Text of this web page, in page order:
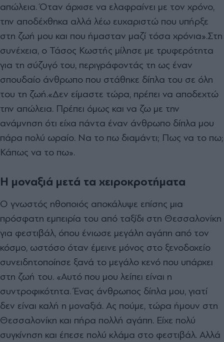
απώλεια. Όταν άρχισε να ελαφραίνει με τον χρόνο,
την αποδέχθηκα αλλά λέω ευχαριστώ που υπήρξε
στη ζωή μου και που ήμασταν μαζί τόσα χρόνια».Στη
συνέχεια, ο Τάσος Κωστής μίλησε με τρυφερότητα
για τη σύζυγό του, περιγράφοντάς τη ως έναν
σπουδαίο άνθρωπο που στάθηκε δίπλα του σε όλη
του τη ζωή.«Δεν είμαστε τώρα, πρέπει να αποδεχτώ
την απώλεια. Πρέπει όμως και να ζω με την
ανάμνηση ότι είχα πάντα έναν άνθρωπο δίπλα μου
πάρα πολύ ωραίο. Να το πω διαμάντι; Πως να το πω;
Κάπως να το πω».
Η μοναξιά μετά τα χειροκροτήματα
Ο γνωστός ηθοποιός αποκάλυψε επίσης μια
πρόσφατη εμπειρία του από ταξίδι στη Θεσσαλονίκη
για φεστιβάλ, όπου ένιωσε μεγάλη αγάπη από τον
κόσμο, ωστόσο όταν έμεινε μόνος στο ξενοδοχείο
συνειδητοποίησε ξανά το μεγάλο κενό που υπάρχει
στη ζωή του. «Αυτό που μου λείπει είναι η
συντροφικότητα. Ένας άνθρωπος δίπλα μου, γιατί
δεν είναι καλή η μοναξιά. Ας πούμε, τώρα ήμουν στη
Θεσσαλονίκη και πήρα πολλή αγάπη. Είχε πολύ
συγκίνηση και έπεσε πολύ κλάμα στο φεστιβάλ. Αλλά